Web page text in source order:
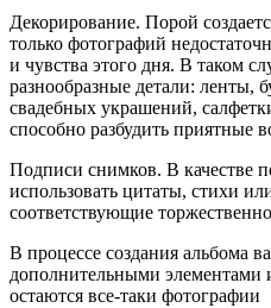
Декорирование. Порой
только фотографий
и чувства этого дня. В таком
разнообразные детали: ленты,
свадебных украшений,
способно разбудить приятные
Подписи снимков. В качестве
использовать цитаты, стихи
соответствующие
В процессе создания альбома
дополнительными элементами
остаются все-таки фотографии